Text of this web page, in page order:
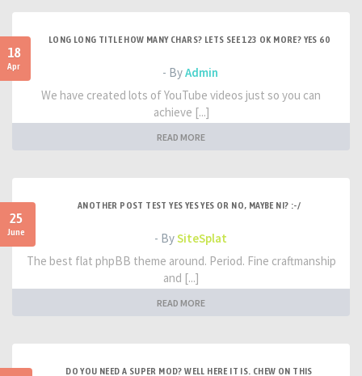
18
Apr
LONG LONG TITLE HOW MANY CHARS? LETS SEE 123 OK MORE? YES 60
- ByAdmin
We have created lots of YouTube videos just so you can
achieve [...]
READ MORE
25
June
ANOTHER POST TEST YES YES YES OR NO, MAYBE NI? :-/
- BySiteSplat
The best flat phpBB theme around. Period. Fine craftmanship
and [...]
READ MORE
DO YOU NEED A SUPER MOD? WELL HERE IT IS. CHEW ON THIS